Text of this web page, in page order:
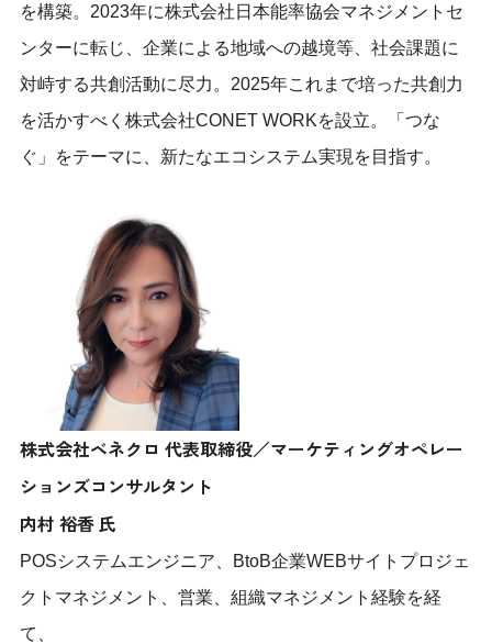
を構築。2023年に株式会社日本能率協会マネジメントセ
ンターに転じ、企業による地域への越境等、社会課題に
対峙する共創活動に尽力。2025年これまで培った共創力
を活かすべく株式会社CONET WORKを設立。「つな
ぐ」をテーマに、新たなエコシステム実現を目指す。
株式会社ベネクロ 代表取締役／マーケティングオペレー
ションズコンサルタント
内村 裕香 氏
POSシステムエンジニア、BtoB企業WEBサイトプロジェ
クトマネジメント、営業、組織マネジメント経験を経
て、